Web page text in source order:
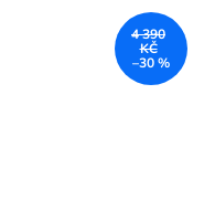
4 390
KČ
–30 %